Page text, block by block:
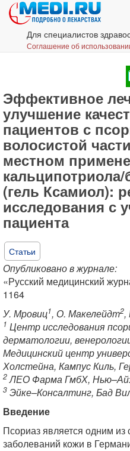
Для специалистов
Соглашение об
Эффективное
улучшение
пациентов с
волосистой
местном
кальципотриола/
(гель Ксамиол):
исследования с
пациента
Статьи
Опубликовано в журнале:
«Русский медицинский
1164
У. Мровиц1, О. Макелейдт2,
1 Центр исследования
дерматологии,
Медицинский центр
Холстейна, Кампус Киль,
2ЛЕО Фарма ГмбХ,
3 Эйке–Консалтинг, Бад
Введение
Псориаз является одним
заболеваний кожи в